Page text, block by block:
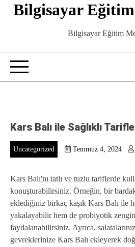
SkipBilgisayar
Bilgisayar Eğitim
Kars Balı ile Sağlıklı
Uncategorized Temmuz 4, 2024
Kars Balı'nı tatlı ve tuzlu tariflerde
konuşturabilirsiniz. Örneğin, bir
eklediğiniz birkaç kaşık Kars Balı ile
yakalayabilir hem de probiyotik
faydalanabilirsiniz. Ayrıca,
gevreklerinize Kars Balı ekleyerek